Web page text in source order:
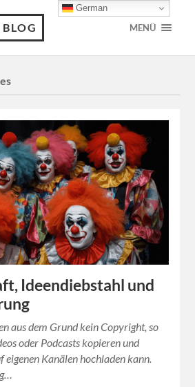
MENÜ
Ideendiebstahl und
aus dem Grund kein Copyright, so
oder Podcasts kopieren und
eigenen Kanälen hochladen kann.
German